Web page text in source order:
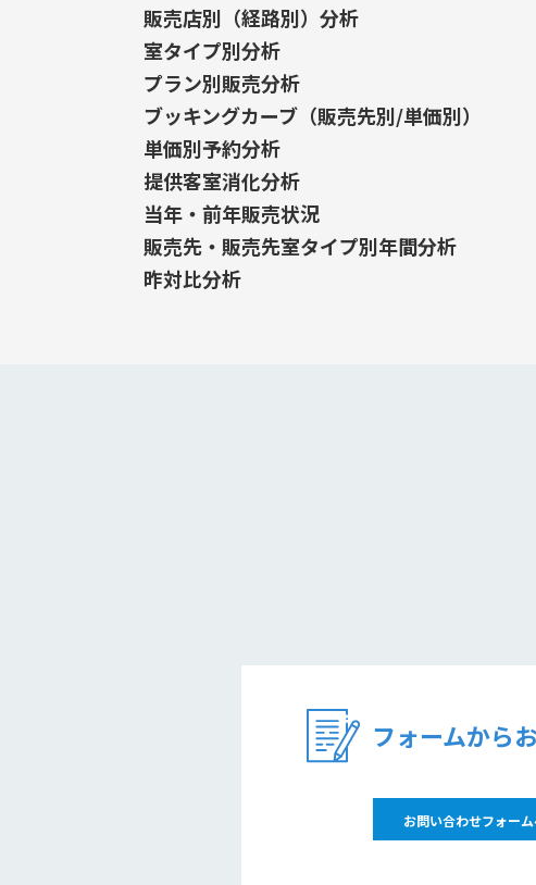
販売店別（経路別）分析
室タイプ別分析
プラン別販売分析
ブッキングカーブ（販売先別/単価別）
単価別予約分析
提供客室消化分析
当年・前年販売状況
販売先・販売先室タイプ別年間分析
昨対比分析
フォームから
お問い合わせフォー